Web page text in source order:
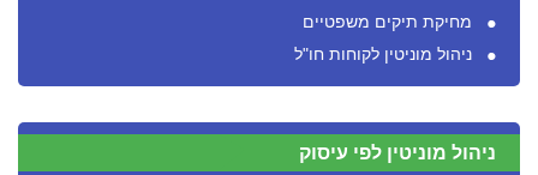
מחיקת תיקים משפטיים
ניהול מוניטין לקוחות חו"ל
ניהול מוניטין לפי עיסוק